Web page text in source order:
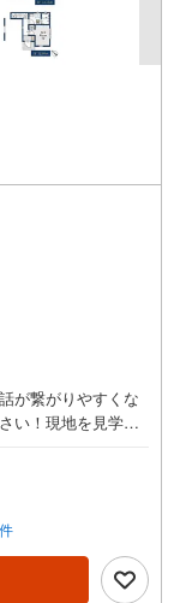
が繋がりやすくな
い！現地を見学さ
ムーズにご案内が
後にアンケート記
ゼント（1組様1回
介3.不動産ご購
中のお客様、ご紹
レゼント更にご紹介